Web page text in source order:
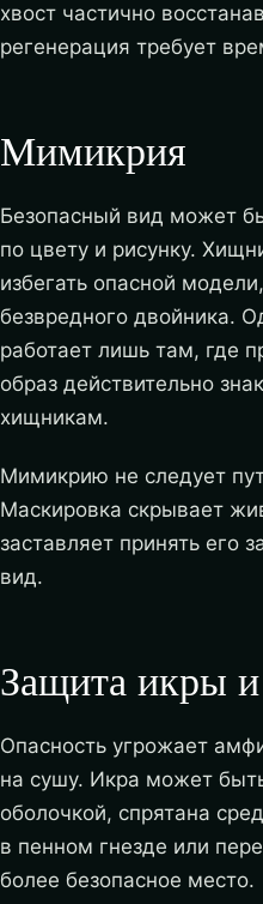
хвост частично
регенерация требует
Мимикрия
Безопасный вид может
по цвету и рисунку.
избегать опасной
безвредного двойника.
работает лишь там, где
образ действительно
хищникам.
Мимикрию не следует
Маскировка скрывает
заставляет принять его
вид.
Защита икры
Опасность угрожает
на сушу. Икра может
оболочкой, спрятана
в пенном гнезде или
более безопасное место.